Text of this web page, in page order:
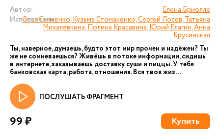
Автор:
Елена Бриолле
Исполнители:
Олег Сенченко, Кузьма Стомаченко, Сергей Лосев, Татьяна
Михалевкина, Полина Красавина, Юрий Елагин, Анна
Брусинская
Ты, наверное, думаешь, будто этот мир прочен и надёжен? Ты
же не сомневаешься? Живёшь в потоке информации, сидишь
в интернете, заказываешь доставку суши и пиццы. У тебя
банковская карта, работа, отношения. Вся твоя жиз...
ПОСЛУШАТЬ ФРАГМЕНТ
99 ₽ Купить